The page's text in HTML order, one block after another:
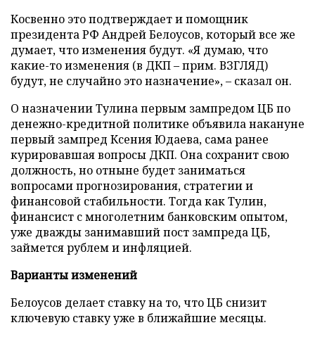
Косвенно это подтверждает и помощник
президента РФ Андрей Белоусов, который все же
думает, что изменения будут. «Я думаю, что
какие-то изменения (в ДКП – прим. ВЗГЛЯД)
будут, не случайно это назначение», – сказал он.
О назначении Тулина первым зампредом ЦБ по
денежно-кредитной политике объявила накануне
первый зампред Ксения Юдаева, сама ранее
курировавшая вопросы ДКП. Она сохранит свою
должность, но отныне будет заниматься
вопросами прогнозирования, стратегии и
финансовой стабильности. Тогда как Тулин,
финансист с многолетним банковским опытом,
уже дважды занимавший пост зампреда ЦБ,
займется рублем и инфляцией.
Варианты изменений
Белоусов делает ставку на то, что ЦБ снизит
ключевую ставку уже в ближайшие месяцы.